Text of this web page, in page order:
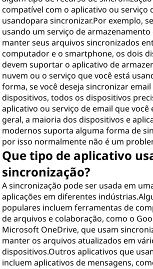
compatível com o aplicativo ou serviço
usandopara sincronizar.Por exemplo,
usando um serviço de
manter seus arquivos sincronizados
computador e o smartphone, os dois
devem suportar o aplicativo de
nuvem ou o serviço que você está
forma, se você deseja sincronizar email
dispositivos, todos os dispositivos
aplicativo ou serviço de email que você
geral, a maioria dos dispositivos e
modernos suporta alguma forma de
por isso normalmente não é um
Que tipo de aplicativo
sincronização?
A sincronização pode ser usada em
aplicações em diferentes
populares incluem ferramentas de
de arquivos e colaboração, como o
Microsoft OneDrive, que usam
manter os arquivos atualizados em
dispositivos.Outros aplicativos que
incluem aplicativos de mensagens,